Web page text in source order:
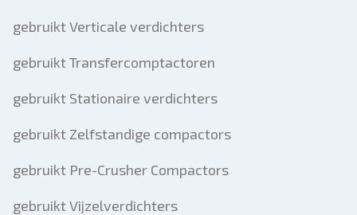
gebruikt Verticale verdichters
gebruikt Transfercomptactoren
gebruikt Stationaire verdichters
gebruikt Zelfstandige compactors
gebruikt Pre-Crusher Compactors
gebruikt Vijzelverdichters